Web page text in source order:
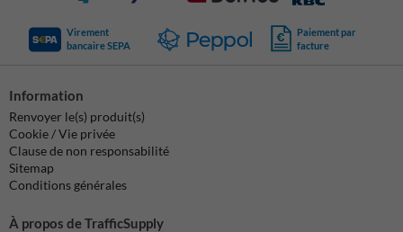
Virement
bancaire SEPA
Paiement par
facture
Information
Renvoyer le(s) produit(s)
Cookie / Vie privée
Clause de non responsabilité
Sitemap
Conditions générales
À propos de TrafficSupply